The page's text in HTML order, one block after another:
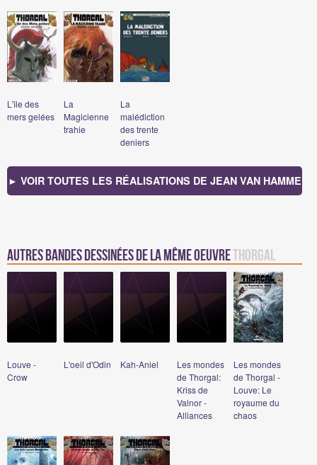
L'île des
mers gelées
La
Magicienne
trahie
La
malédiction
des trente
deniers
► VOIR TOUTES LES RÉALISATIONS DE JEAN VAN HAMME
Autres bandes dessinées de la même oeuvreThorgal
Louve -
Crow
L'oeil d'Odin Kah-Aniel
Les mondes
de Thorgal:
Kriss de
Valnor -
Alliances
Les mondes
de Thorgal -
Louve: Le
royaume du
chaos